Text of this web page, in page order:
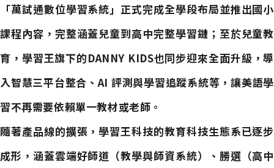
「萬試通數位學習系統」正式完成全學段布局並推出國小
課程內容，完整涵蓋兒童到高中完整學習鏈；至於兒童教
育，學習王旗下的DANNY KIDS也同步迎來全面升級，導
入智慧三平台整合、AI 評測與學習追蹤系統等，讓美語學
習不再需要依賴單一教材或老師。
隨著產品線的擴張，學習王科技的教育科技生態系已逐步
成形，涵蓋雲端好師道（教學與師資系統）、勝選（高中